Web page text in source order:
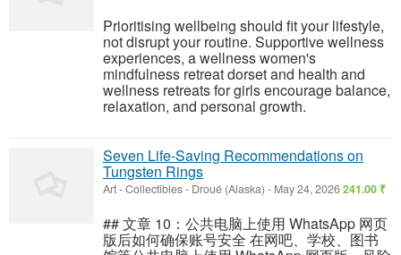
Prioritising wellbeing should fit your lifestyle,
not disrupt your routine. Supportive wellness
experiences, a wellness women's
mindfulness retreat dorset and health and
wellness retreats for girls encourage balance,
relaxation, and personal growth.
Seven Life-Saving Recommendations on
Tungsten Rings
Art - Collectibles- Droué (Alaska) - May 24, 2026241.00 ₹
## 文章 10：公共电脑上使用 WhatsApp 网页
版后如何确保账号安全 在网吧、学校、图书